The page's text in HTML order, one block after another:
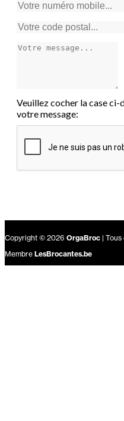
Veuillez cocher la case
votre message:
Copyright © 2026 OrgaBroc |
Membre LesBrocantes.be